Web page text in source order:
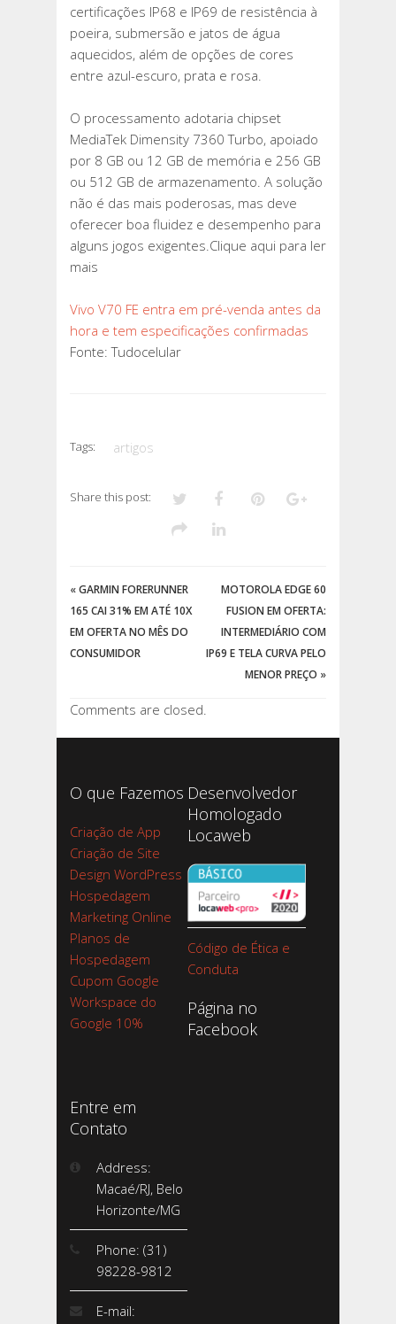
certificações IP68 e IP69 de resistência à
poeira, submersão e jatos de água
aquecidos, além de opções de cores
entre azul-escuro, prata e rosa.
O processamento adotaria chipset
MediaTek Dimensity 7360 Turbo, apoiado
por 8 GB ou 12 GB de memória e 256 GB
ou 512 GB de armazenamento. A solução
não é das mais poderosas, mas deve
oferecer boa fluidez e desempenho para
alguns jogos exigentes.Clique aqui para ler
mais
Vivo V70 FE entra em pré-venda antes da
hora e tem especificações confirmadas
Fonte: Tudocelular
Tags: artigos
Share this post:
«GARMIN FORERUNNER
165 CAI 31% EM ATÉ 10X
EM OFERTA NO MÊS DO
CONSUMIDOR
MOTOROLA EDGE 60
FUSION EM OFERTA:
INTERMEDIÁRIO COM
IP69 E TELA CURVA PELO
MENOR PREÇO »
Comments are closed.
O que Fazemos
Criação de App
Criação de Site
Design WordPress
Hospedagem
Marketing Online
Planos de
Hospedagem
Cupom Google
Workspace do
Google 10%
Desenvolvedor
Homologado
Locaweb
Código de Ética e
Conduta
Página no
Facebook
Entre em
Contato
Address:
Macaé/RJ, Belo
Horizonte/MG
Phone: (31)
98228-9812
E-mail: